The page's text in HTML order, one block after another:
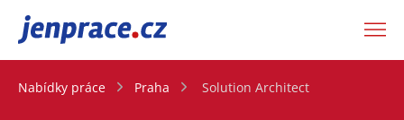
JenPráce.cz
Nabídky práce Praha Solution Architect